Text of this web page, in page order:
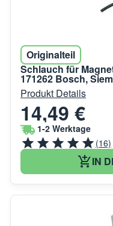
Originalteil
Schlauch für
171262 Bosch,
Produkt Details
14,49 €
1-2 Werktage
(16)
IN